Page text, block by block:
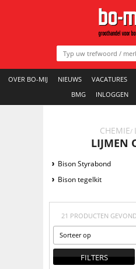
OVER BO-MIJ NIEUWS VACATURES
BMG
INLOGGEN
CHEMIE/
LIJMEN
Bison Styrabond
Bison tegelkit
21 PRODUCTEN
Sorteer op
FILTERS